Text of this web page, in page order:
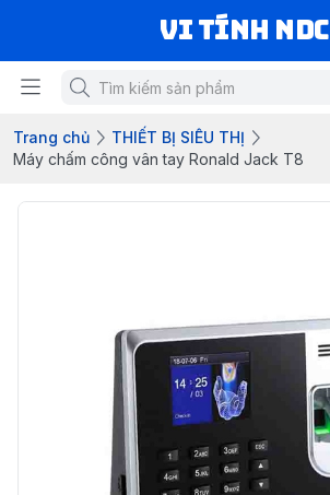
VI TÍNH NDC
Trang chủ
THIẾT BỊ SIÊU THỊ
Máy chấm công vân tay Ronald Jack T8